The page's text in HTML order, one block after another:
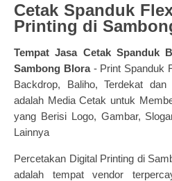
Cetak Spanduk
Printing di
Tempat Jasa Cetak Spanduk
Sambong Blora- Print Spanduk
Backdrop, Baliho, Terdekat
adalah Media Cetak untuk
yang Berisi Logo, Gambar,
Lainnya
Percetakan Digital Printing di
adalah tempat vendor